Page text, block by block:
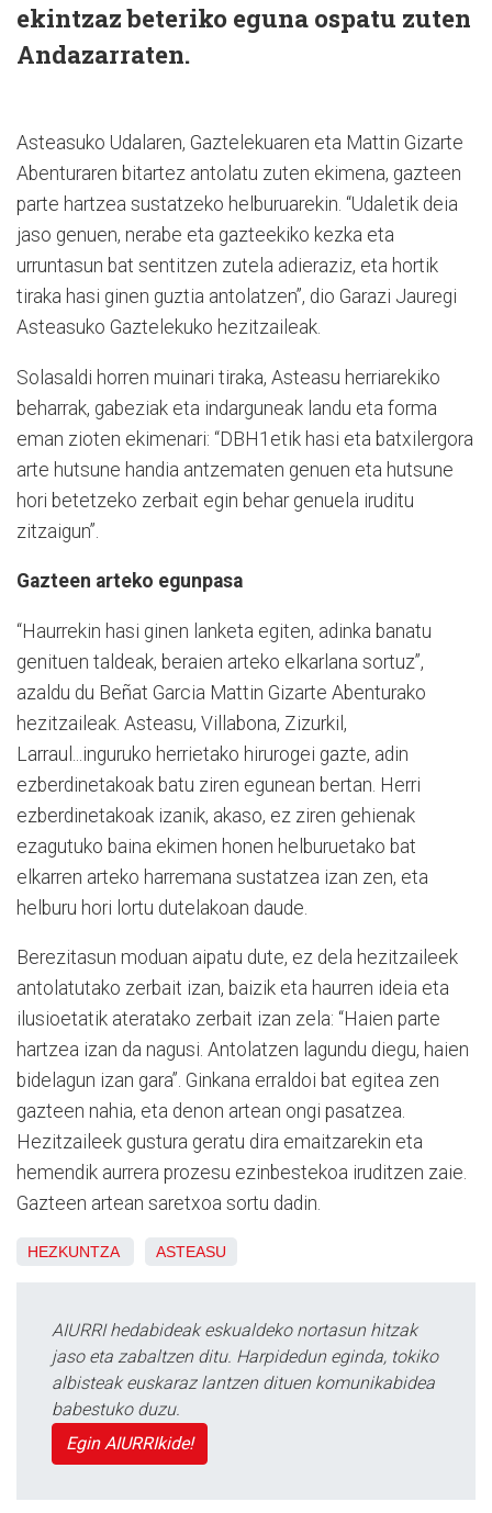
ekintzaz beteriko eguna ospatu zuten
Andazarraten.
Asteasuko Udalaren, Gaztelekuaren eta Mattin Gizarte
Abenturaren bitartez antolatu zuten ekimena, gazteen
parte hartzea sustatzeko helburuarekin. “Udaletik deia
jaso genuen, nerabe eta gazteekiko kezka eta
urruntasun bat sentitzen zutela adieraziz, eta hortik
tiraka hasi ginen guztia antolatzen”, dio Garazi Jauregi
Asteasuko Gaztelekuko hezitzaileak.
Solasaldi horren muinari tiraka, Asteasu herriarekiko
beharrak, gabeziak eta indarguneak landu eta forma
eman zioten ekimenari: “DBH1etik hasi eta batxilergora
arte hutsune handia antzematen genuen eta hutsune
hori betetzeko zerbait egin behar genuela iruditu
zitzaigun”.
Gazteen arteko egunpasa
“Haurrekin hasi ginen lanketa egiten, adinka banatu
genituen taldeak, beraien arteko elkarlana sortuz”,
azaldu du Beñat Garcia Mattin Gizarte Abenturako
hezitzaileak. Asteasu, Villabona, Zizurkil,
Larraul...inguruko herrietako hirurogei gazte, adin
ezberdinetakoak batu ziren egunean bertan. Herri
ezberdinetakoak izanik, akaso, ez ziren gehienak
ezagutuko baina ekimen honen helburuetako bat
elkarren arteko harremana sustatzea izan zen, eta
helburu hori lortu dutelakoan daude.
Berezitasun moduan aipatu dute, ez dela hezitzaileek
antolatutako zerbait izan, baizik eta haurren ideia eta
ilusioetatik ateratako zerbait izan zela: “Haien parte
hartzea izan da nagusi. Antolatzen lagundu diegu, haien
bidelagun izan gara”. Ginkana erraldoi bat egitea zen
gazteen nahia, eta denon artean ongi pasatzea.
Hezitzaileek gustura geratu dira emaitzarekin eta
hemendik aurrera prozesu ezinbestekoa iruditzen zaie.
Gazteen artean saretxoa sortu dadin.
HEZKUNTZA ASTEASU
AIURRI hedabideak eskualdeko nortasun hitzak
jaso eta zabaltzen ditu. Harpidedun eginda, tokiko
albisteak euskaraz lantzen dituen komunikabidea
babestuko duzu.
Egin AIURRIkide!